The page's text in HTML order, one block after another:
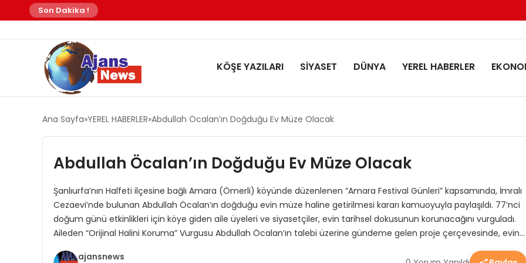
Son Dakika !
KÖŞE YAZILARI SİYASET DÜNYA YEREL HABERLER
Ana Sayfa YEREL HABERLER Abdullah Öcalan’ın Doğduğu Ev Müze Olacak
Abdullah Öcalan’ın Doğduğu Ev Müze Olacak
Şanlıurfa’nın Halfeti ilçesine bağlı Amara (Ömerli) köyünde düzenlenen “Amara Festival Günleri” kapsamında, İmralı
Cezaevi’nde bulunan Abdullah Öcalan’ın doğduğu evin müze haline getirilmesi kararı kamuoyuyla paylaşıldı. 77’nci
doğum günü etkinlikleri için köye giden aile üyeleri ve siyasetçiler, evin tarihsel dokusunun korunacağını vurguladı.
Aileden “Orijinal Halini Koruma” Vurgusu Abdullah Öcalan’ın talebi üzerine gündeme gelen proje çerçevesinde, evin…
ajansnews